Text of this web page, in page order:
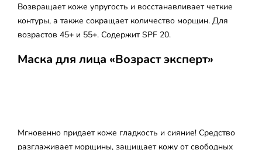
Возвращает коже упругость и восстанавливает четкие
контуры, а также сокращает количество морщин. Для
возрастов 45+ и 55+. Содержит SPF 20.
Маска для лица «Возраст эксперт»
Мгновенно придает коже гладкость и сияние! Средство
разглаживает морщины, защищает кожу от свободных